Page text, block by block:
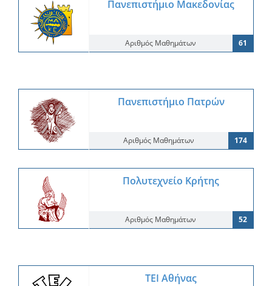
Πανεπιστήμιο Μακεδονίας
Αριθμός Μαθημάτων 61
Πανεπιστήμιο Πατρών
Αριθμός Μαθημάτων 174
Πολυτεχνείο Κρήτης
Αριθμός Μαθημάτων 52
ΤΕΙ Αθήνας